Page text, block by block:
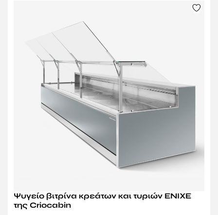
Ψυγείο βιτρίνα κρεάτων και τυριών ENIXE
της Criocabin